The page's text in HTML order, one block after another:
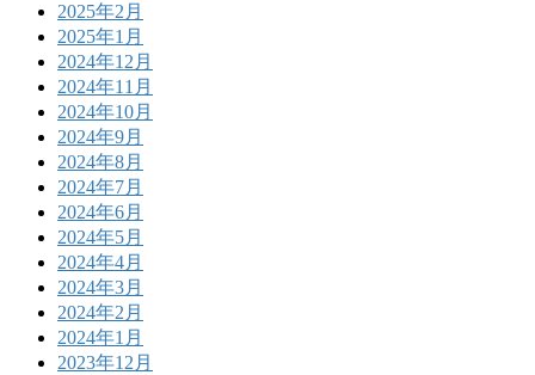
2025年2月
2025年1月
2024年12月
2024年11月
2024年10月
2024年9月
2024年8月
2024年7月
2024年6月
2024年5月
2024年4月
2024年3月
2024年2月
2024年1月
2023年12月